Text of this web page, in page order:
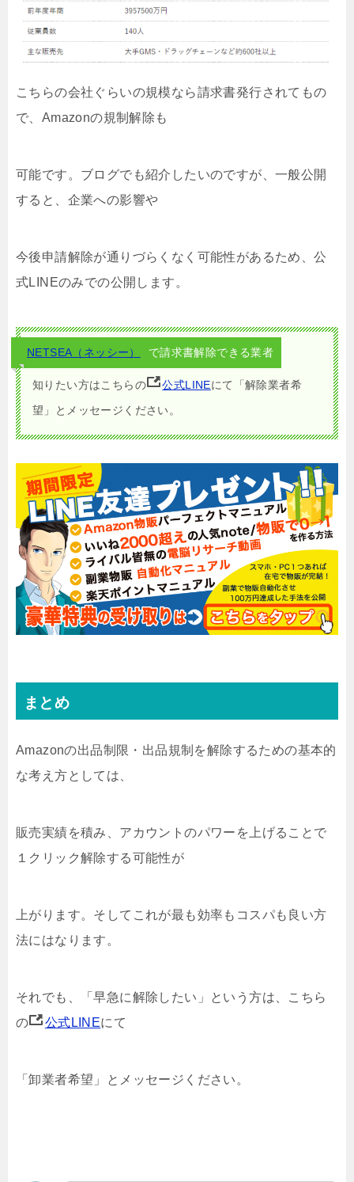
こちらの会社ぐらいの規模なら請求書発行されてもの
で、Amazonの規制解除も
可能です。ブログでも紹介したいのですが、一般公開
すると、企業への影響や
今後申請解除が通りづらくなく可能性があるため、公
式LINEのみでの公開します。
NETSEA（ネッシー） で請求書解除できる業者
知りたい方はこちらの 公式LINEにて「解除業者希
望」とメッセージください。
まとめ
Amazonの出品制限・出品規制を解除するための基本的
な考え方としては、
販売実績を積み、アカウントのパワーを上げることで
１クリック解除する可能性が
上がります。そしてこれが最も効率もコスパも良い方
法にはなります。
それでも、「早急に解除したい」という方は、こちら
の
公式LINEにて
「卸業者希望」とメッセージください。